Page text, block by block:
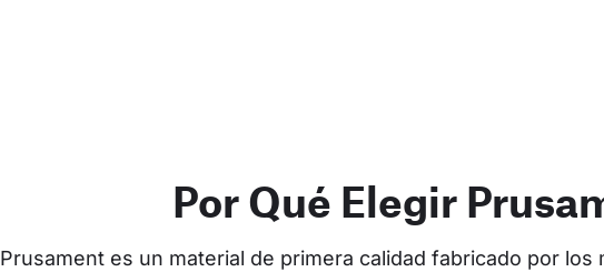
Por Qué Elegir
Prusament es un material de primera calidad fabricado por los